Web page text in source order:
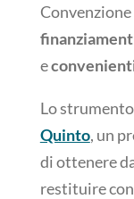
e
Lo
Quinto, un
di ottenere
restituire con